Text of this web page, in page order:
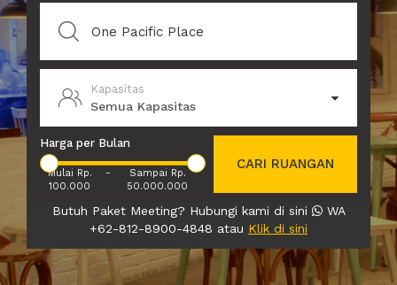
Kapasitas
Semua Kapasitas
Harga per Bulan
Mulai Rp.
100.000
-
Sampai Rp.
50.000.000
CARI RUANGAN
Butuh Paket Meeting? Hubungi kami di sini
WA
+62-812-8900-4848 atau Klik di sini